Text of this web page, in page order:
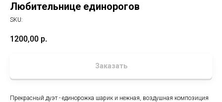
Любительнице единорогов
SKU:
1200,00 р.
Заказать
Прекрасный дуэт - единорожка шарик и нежная, воздушная композиция